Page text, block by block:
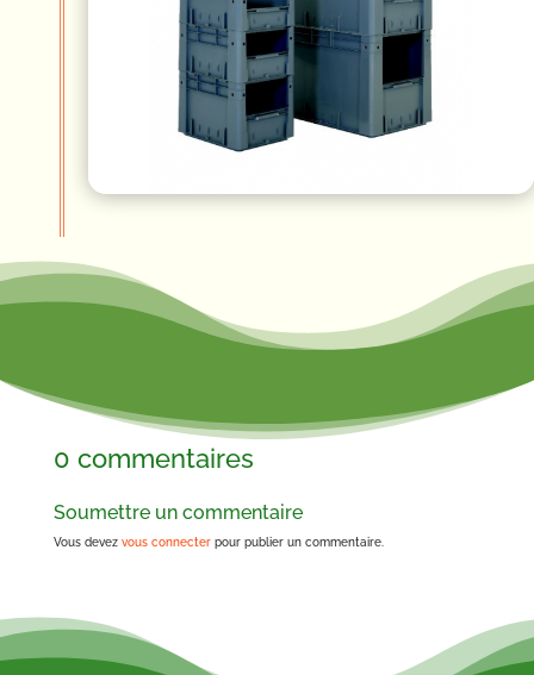
0 commentaires
Soumettre un commentaire
Vous devez vous connecterpour publier un commentaire.